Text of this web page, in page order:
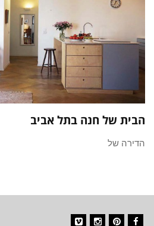
הבית של חנה בתל אביב
הדירה של